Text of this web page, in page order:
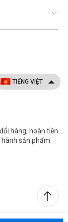
hàng, hoàn tiền
sản phẩm